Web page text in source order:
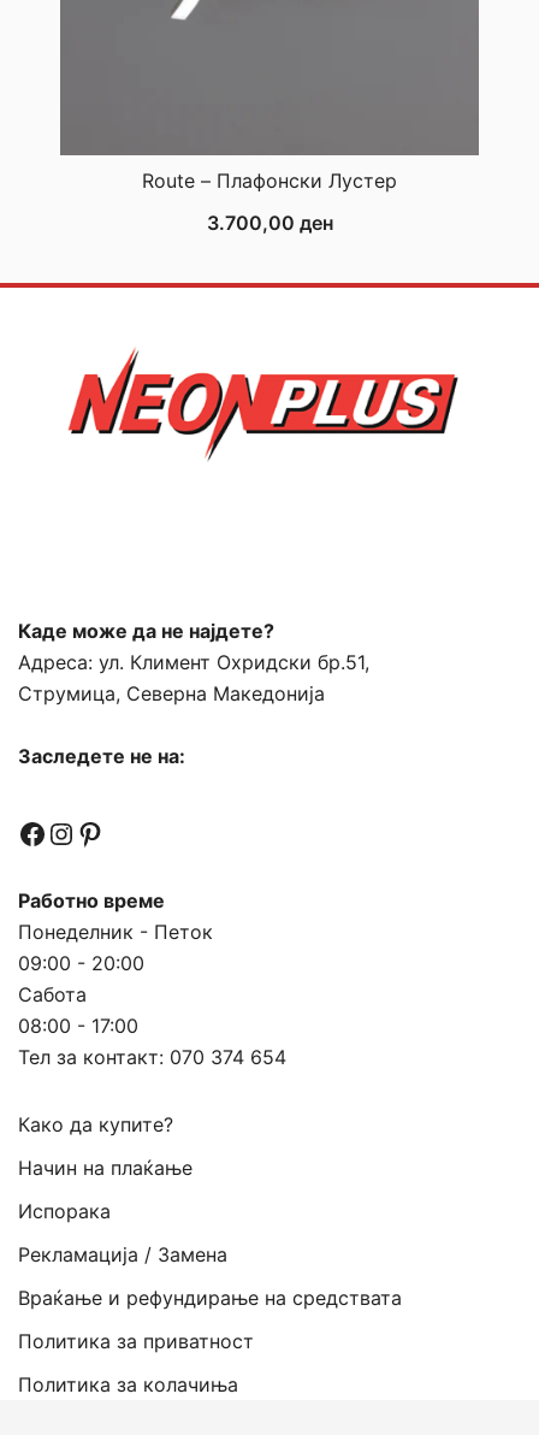
Route – Плафонски Лустер
3.700,00 ден
Каде може да не најдете?
Адреса: ул. Климент Охридски бр.51,
Струмица, Северна Македонија
Заследете не на:
Facebook
Instagram
Pinterest
Работно време
Понеделник - Петок
09:00 - 20:00
Сабота
08:00 - 17:00
Тел за контакт: 070 374 654
Како да купите?
Начин на плаќање
Испорака
Рекламација / Замена
Враќање и рефундирање на средствата
Политика за приватност
Политика за колачиња